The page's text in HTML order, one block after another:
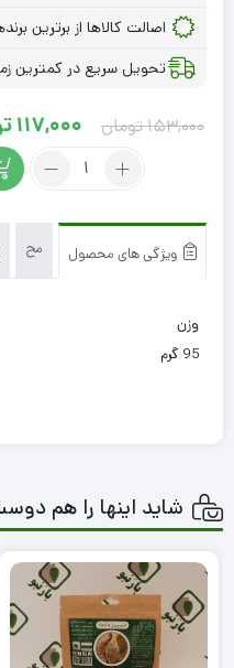
اصالت کالاها از برترین
تحویل سریع در کمترین
153,000تومان
Original
price
153,000 تومان.
117,000
تعداد:
بارنبو
ویژگی های محصول مح
وزن
95 گرم
شاید اینها را هم